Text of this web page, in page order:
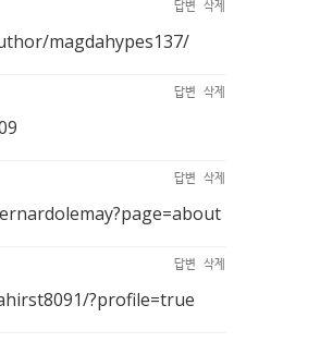
답변 삭제
magdahypes137/
답변 삭제
답변 삭제
답변 삭제
?profile=true